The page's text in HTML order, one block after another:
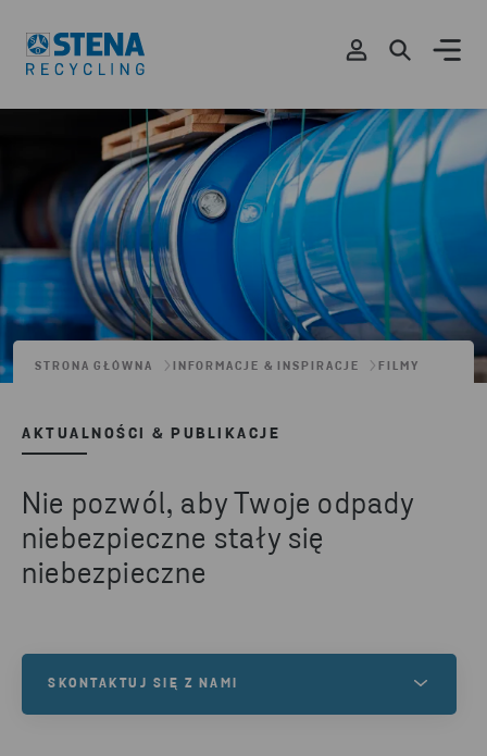
STRONA GŁÓWNA INFORMACJE & INSPIRACJE FILMY
AKTUALNOŚCI & PUBLIKACJE
Nie pozwól, aby Twoje odpady
niebezpieczne stały się
niebezpieczne
SKONTAKTUJ SIĘ Z NAMI